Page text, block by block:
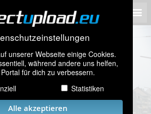
unserer Webseite einige Cookies.
während andere uns helfen,
für dich zu verbessern.
Statistiken
Alle akzeptieren